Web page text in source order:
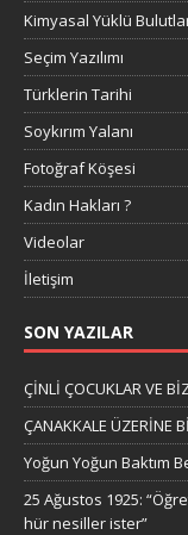
Kimyasal Yüklü
Seçim Yazılımı
Türklerin Tarihi
Soykırım Yalanı
Fotoğraf Köşesi
Kadın Hakları ?
Videolar
İletişim
SON YAZILAR
ÇİNLİ ÇOCUKLAR VE
ÇANAKKALE ÜZERİNE
Yoğun Yoğun Baktım
25 Ağustos 1925:
hür nesiller ister”